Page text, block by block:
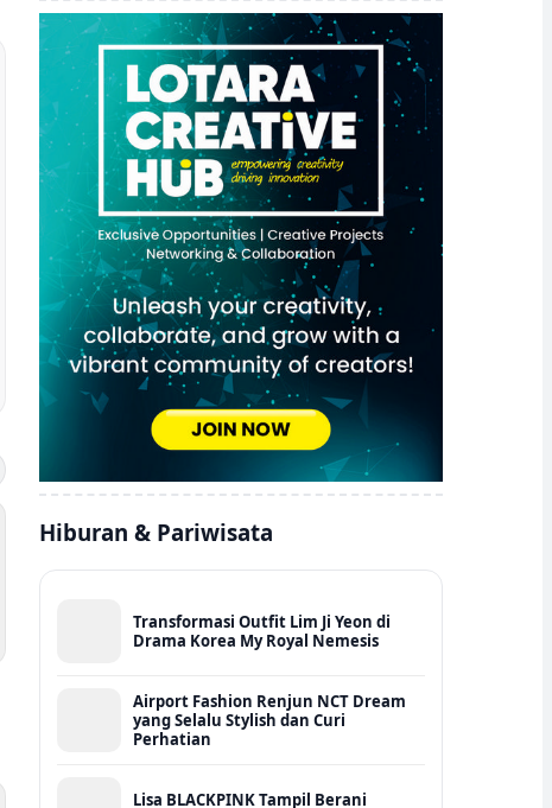
Hiburan & Pariwisata
Transformasi Outfit Lim Ji Yeon di
Drama Korea My Royal Nemesis
Airport Fashion Renjun NCT Dream
yang Selalu Stylish dan Curi
Perhatian
Lisa BLACKPINK Tampil Berani